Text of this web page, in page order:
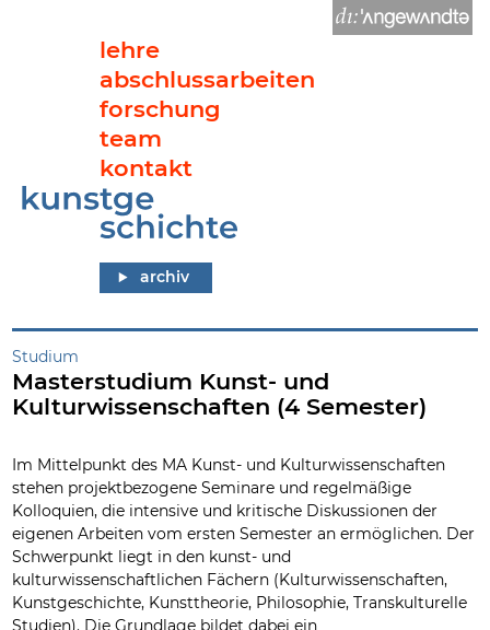
lehre
abschlussarbeiten
forschung
team
kontakt
Masterstudium Kunst- und Kulturwissenschaften (4 Semester)
Studium
Masterstudium Kunst- und
Kulturwissenschaften (4 Semester)
Im Mittelpunkt des MA Kunst- und Kulturwissenschaften
stehen projektbezogene Seminare und regelmäßige
Kolloquien, die intensive und kritische Diskussionen der
eigenen Arbeiten vom ersten Semester an ermöglichen. Der
Schwerpunkt liegt in den kunst- und
kulturwissenschaftlichen Fächern (Kulturwissenschaften,
Kunstgeschichte, Kunsttheorie, Philosophie, Transkulturelle
Studien). Die Grundlage bildet dabei ein
archiv